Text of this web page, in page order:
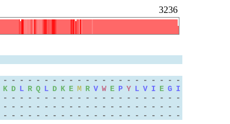
3236
- - - - - - - - - - - - - - - - - - - - -
-
K D L R Q L D K E M R V W E P Y L V I E G I
- - - - - - - - - - - - - - - - - - - - -
-
- - - - - - - - - - - - - - - - - - - - -
-
- - - - - - - - - - - - - - - - - - - - - -